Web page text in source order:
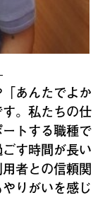
あんたでよか
。私たちの仕
トする職種で
す時間が長い
者との信頼関
りがいを感じ